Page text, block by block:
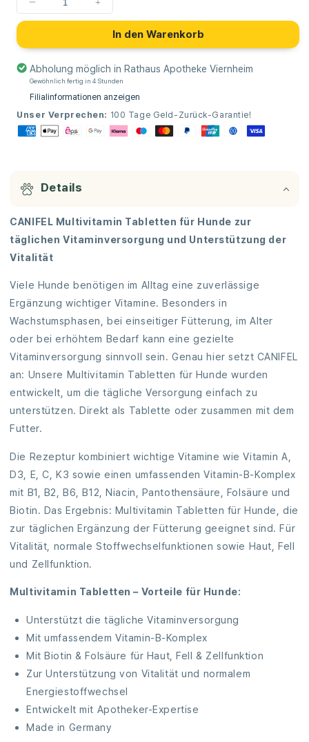
Menge
für
Vitamine
für
Hunde,
mit
Vitamin
B
Komplex,
Vitamin
E
&amp;
Folsäure,
Bierhefe
für
Apotheker
Rezeptur,
Made
in
Germany,
150
Stück
verringern
Menge
für
CANIFEL
Vitamine
für
Hunde,
Vitamin
B
Komplex,
&amp;
Folsäure,
für
Hund,
Apotheker
Rezeptur,
Made
in
Germany,
150
Stück
erhöhen
In den Warenkorb
Abholung möglich inRathaus Apotheke Viernheim
Gewöhnlich fertig in 4 Stunden
Filialinformationen anzeigen
Unser Verprechen: 100 Tage Geld-Zurück-Garantie!
k
l
a
p
p
b
a
r
n
h
a
l
t
Details
CANIFEL Multivitamin Tabletten für Hunde zur
täglichen Vitaminversorgung und Unterstützung der
Vitalität
Viele Hunde benötigen im Alltag eine zuverlässige
Ergänzung wichtiger Vitamine. Besonders in
Wachstumsphasen, bei einseitiger Fütterung, im Alter
oder bei erhöhtem Bedarf kann eine gezielte
Vitaminversorgung sinnvoll sein. Genau hier setzt CANIFEL
an: Unsere Multivitamin Tabletten für Hunde wurden
entwickelt, um die tägliche Versorgung einfach zu
unterstützen. Direkt als Tablette oder zusammen mit dem
Futter.
Die Rezeptur kombiniert wichtige Vitamine wie Vitamin A,
D3, E, C, K3 sowie einen umfassenden Vitamin-B-Komplex
mit B1, B2, B6, B12, Niacin, Pantothensäure, Folsäure und
Biotin. Das Ergebnis: Multivitamin Tabletten für Hunde, die
zur täglichen Ergänzung der Fütterung geeignet sind. Für
Vitalität, normale Stoffwechselfunktionen sowie Haut, Fell
und Zellfunktion.
Multivitamin Tabletten – Vorteile für Hunde:
Unterstützt die tägliche Vitaminversorgung
Mit umfassendem Vitamin-B-Komplex
Mit Biotin & Folsäure für Haut, Fell & Zellfunktion
Zur Unterstützung von Vitalität und normalem
Energiestoffwechsel
Entwickelt mit Apotheker-Expertise
Made in Germany